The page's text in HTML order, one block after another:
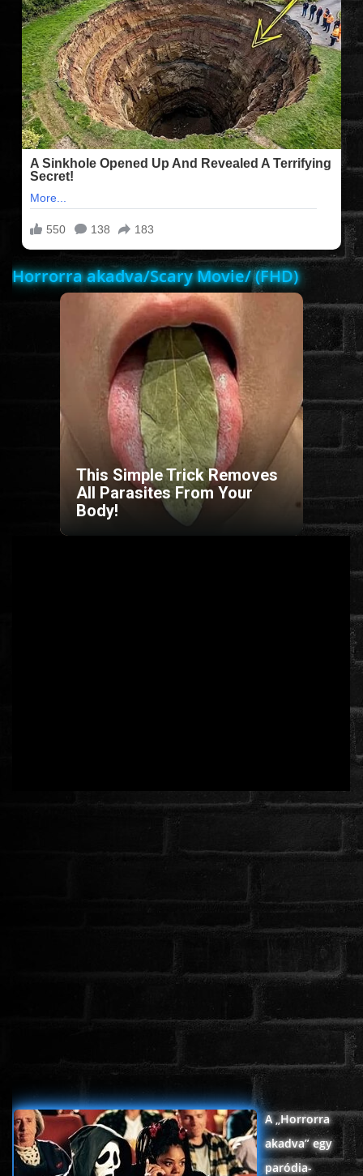
FILMEK (2025-ÖS)
FILMEK (2024-ES)
FILMEK (2023-AS)
FELIRATOS FILMEK
AKCIÓ
DOKUMENTUMFILMEK
ÉLŐ ADÁSOK (LIVE)
SOROZAT
Horrorra akadva/Scary Movie/ (FHD)
This Simple Trick Removes
All Parasites From Your
Body!
A „Horrorra
akadva” egy
paródia-